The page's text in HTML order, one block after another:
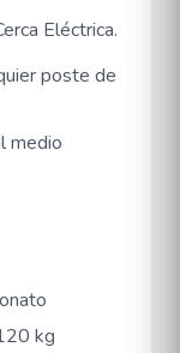
Eléctrica.
poste de
medio
kg